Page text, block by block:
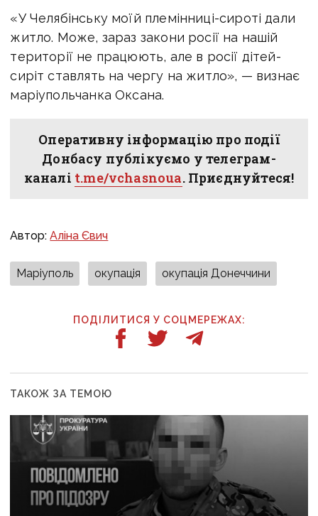
«У Челябінську моїй племінниці-сироті дали
житло. Може, зараз закони росії на нашій
території не працюють, але в росії дітей-
сиріт ставлять на чергу на житло», — визнає
маріупольчанка Оксана.
Оперативну інформацію про події
Донбасу публікуємо у телеграм-
каналі t.me/vchasnoua. Приєднуйтеся!
Автор:Аліна Євич
Маріуполь окупація окупація Донеччини
ПОДІЛИТИСЯ У СОЦМЕРЕЖАХ:
ТАКОЖ ЗА ТЕМОЮ